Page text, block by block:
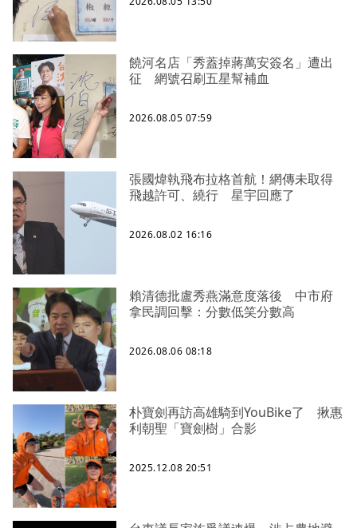
饒河名店「秀蓋掉蔣萬安簽名」遭出
征 網號召刷五星幫補血
2026.08.05 07:59
張國煒執飛布拉格首航！網傳未取得
飛越許可、繞行 星宇回應了
2026.08.02 16:16
賴清德批盧秀燕滿意度落後 中市府
拿民調回擊：分數低笑分數高
2026.08.06 08:18
朴寶劍再訪高雄騎到YouBike了 揪惠
利朝聖「寶劍樹」合影
2025.12.08 20:51